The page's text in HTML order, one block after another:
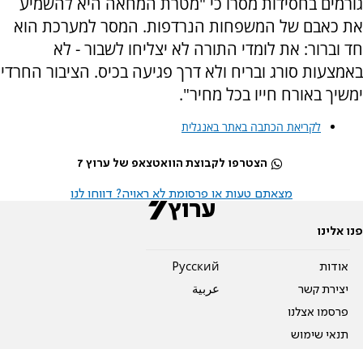
את כאבם של המשפחות הנרדפות. המסר למערכת הוא
חד וברור: את לומדי התורה לא יצליחו לשבור - לא
באמצעות סורג ובריח ולא דרך פגיעה בכיס. הציבור החרדי
ימשיך באורח חייו בכל מחיר".
לקריאת הכתבה באתר באנגלית
הצטרפו לקבוצת הוואטצאפ של ערוץ 7
מצאתם טעות או פרסומת לא ראויה? דווחו לנו
פנו אלינו
אודות
יצירת קשר
פרסמו אצלנו
תנאי שימוש
Pусский
عربية